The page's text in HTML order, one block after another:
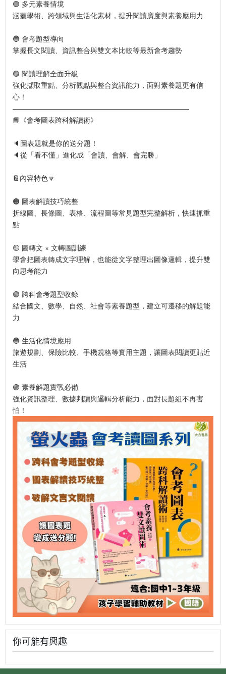
🟢 多元素養情境
涵蓋學術、跨領域與生活化素材，提升閱讀廣度與素養應用力
🔵 會考題型導向
掌握長文閱讀、資訊整合與雙文本比較等最新會考趨勢
🟣 閱讀理解全面升級
強化擷取重點、分析觀點與整合資訊能力，面對素養題更有信
心！
—————————————————————————
📘《會考圖表跨科解讀術》
🔈圖表題就是你的送分題！
🔈從「看不懂」進化成「會讀、會解、會完勝」
📔內容特色🔽
🟠 圖表解讀技巧統整
折線圖、長條圖、表格、流程圖等常見題型完整解析，快速抓重
點
🟡 圖轉文 × 文轉圖訓練
學會把圖表轉成文字理解，也能從文字整理出圖像邏輯，提升雙
向思考能力
🟢 跨科會考題型收錄
結合國文、數學、自然、社會等素養題型，建立可遷移的解題能
力
🔵 生活化情境應用
旅遊規劃、保險比較、手機規格等實用主題，讓圖表閱讀更貼近
生活
🟣 素養解題實戰必備
強化資訊整理、數據判讀與邏輯分析能力，面對長題組不再害
怕！
你可能有興趣